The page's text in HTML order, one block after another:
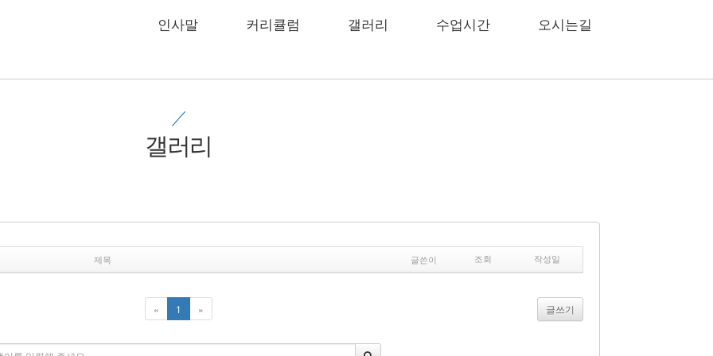
인사말 커리큘럼 갤러리 수업시간 오시는길
갤러리
제목 글쓴이 조회 작성일
« 1 (current)
» 글쓰기